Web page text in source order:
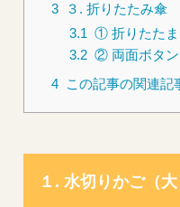
3
３. 折りたたみ傘
3.1 ① 折りたたま
3.2 ② 両面ボタン
4
この記事の関連記
１. 水切りかご（大